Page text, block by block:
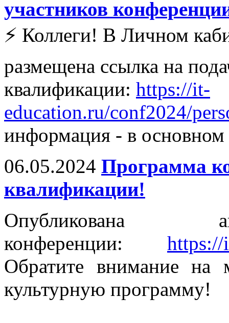
участников
⚡️ Коллеги! В Личном
размещена ссылка на
квалификации: https://it-
education.ru/conf2024/
информация - в основном
06.05.2024 Программа
квалификации!
Опубликована
конференции: https://
Обратите внимание на
культурную программу!